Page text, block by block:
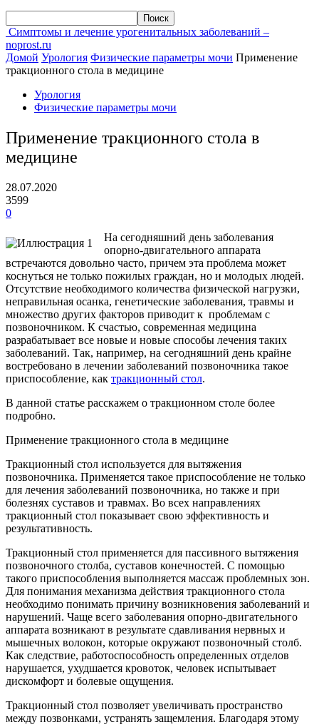
Симптомы и лечение урогенитальных заболеваний –
noprost.ru
Домой Урология Физические параметры мочи Применение
тракционного стола в медицине
Урология
Физические параметры мочи
Применение тракционного стола в
медицине
28.07.2020
3599
0
На сегодняшний день заболевания
опорно-двигательного аппарата
встречаются довольно часто, причем эта проблема может
коснуться не только пожилых граждан, но и молодых людей.
Отсутствие необходимого количества физической нагрузки,
неправильная осанка, генетические заболевания, травмы и
множество других факторов приводит к проблемам с
позвоночником. К счастью, современная медицина
разрабатывает все новые и новые способы лечения таких
заболеваний. Так, например, на сегодняшний день крайне
востребовано в лечении заболеваний позвоночника такое
приспособление, как тракционный стол.
В данной статье расскажем о тракционном столе более
подробно.
Применение тракционного стола в медицине
Тракционный стол используется для вытяжения
позвоночника. Применяется такое приспособление не только
для лечения заболеваний позвоночника, но также и при
болезнях суставов и травмах. Во всех направлениях
тракционный стол показывает свою эффективность и
результативность.
Тракционный стол применяется для пассивного вытяжения
позвоночного столба, суставов конечностей. С помощью
такого приспособления выполняется массаж проблемных зон.
Для понимания механизма действия тракционного стола
необходимо понимать причину возникновения заболеваний и
нарушений. Чаще всего заболевания опорно-двигательного
аппарата возникают в результате сдавливания нервных и
мышечных волокон, которые окружают позвоночный столб.
Как следствие, работоспособность определенных отделов
нарушается, ухудшается кровоток, человек испытывает
дискомфорт и болевые ощущения.
Тракционный стол позволяет увеличивать пространство
между позвонками, устранять защемления. Благодаря этому